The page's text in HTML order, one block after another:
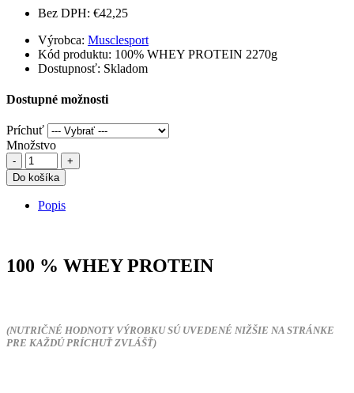
Bez DPH: €42,25
Výrobca: Musclesport
Kód produktu: 100% WHEY PROTEIN 2270g
Dostupnosť: Skladom
Dostupné možnosti
Príchuť
Množstvo
Do košíka
Popis
100 % WHEY PROTEIN
(NUTRIČNÉ HODNOTY VÝROBKU SÚ UVEDENÉ NIŽŠIE NA STRÁNKE
PRE KAŽDÚ PRÍCHUŤ ZVLÁŠŤ)